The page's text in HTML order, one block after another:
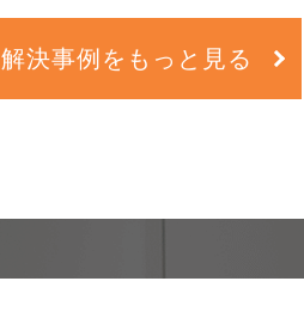
解決事例をもっと見る